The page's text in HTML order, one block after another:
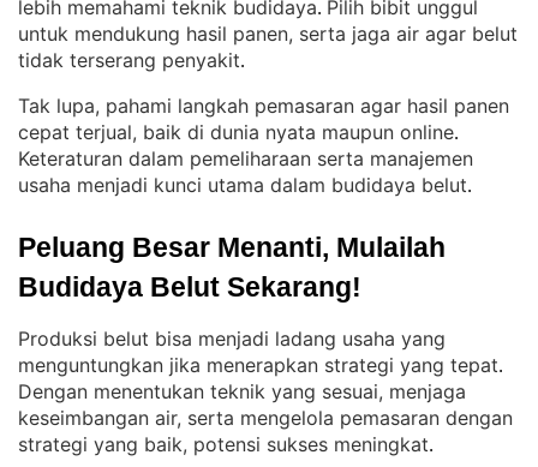
lebih memahami teknik budidaya. Pilih bibit unggul
untuk mendukung hasil panen, serta jaga air agar belut
tidak terserang penyakit.
Tak lupa, pahami langkah pemasaran agar hasil panen
cepat terjual, baik di dunia nyata maupun online
Keteraturan dalam pemeliharaan serta manajemen
usaha menjadi kunci utama dalam budidaya belut.
Peluang Besar Menanti, Mulailah
Budidaya Belut Sekarang!
Produksi belut bisa menjadi ladang usaha yang
menguntungkan jika menerapkan strategi yang tepat
Dengan menentukan teknik yang sesuai, menjaga
keseimbangan air, serta mengelola pemasaran dengan
strategi yang baik, potensi sukses meningkat.